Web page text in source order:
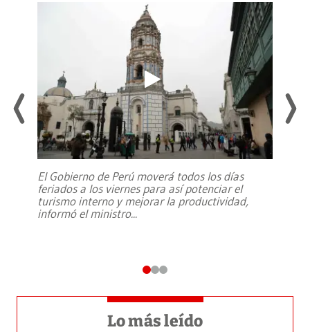
El Gobierno de Perú moverá todos los días
feriados a los viernes para así potenciar el
turismo interno y mejorar la productividad,
informó el ministro...
Lo más leído